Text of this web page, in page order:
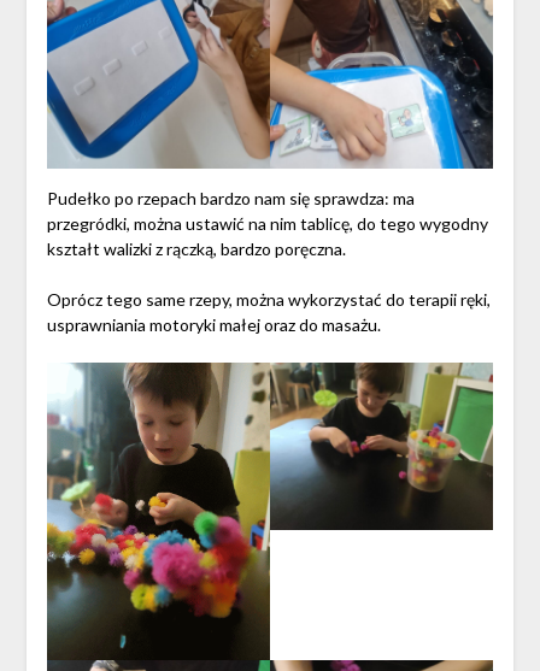
Pudełko po rzepach bardzo nam się sprawdza: ma
przegródki, można ustawić na nim tablicę, do tego wygodny
kształt walizki z rączką, bardzo poręczna.
Oprócz tego same rzepy, można wykorzystać do terapii ręki,
usprawniania motoryki małej oraz do masażu.